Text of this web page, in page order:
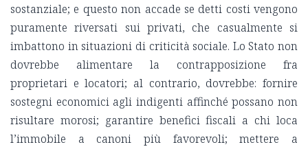
sostanziale; e questo non accade se detti costi vengono
puramente riversati sui privati, che casualmente si
imbattono in situazioni di criticità sociale. Lo Stato non
dovrebbe alimentare la contrapposizione fra
proprietari e locatori; al contrario, dovrebbe: fornire
sostegni economici agli indigenti affinché possano non
risultare morosi; garantire benefici fiscali a chi loca
l’immobile a canoni più favorevoli; mettere a